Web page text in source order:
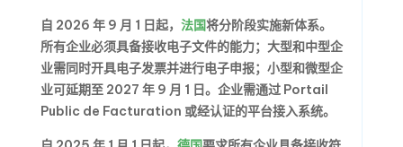
自 2026 年 9 月 1 日起， 法国将分阶段实施新体系。
所有企业必须具备接收电子文件的能力；大型和中型企
业需同时开具电子发票并进行电子申报；小型和微型企
业可延期至 2027 年 9 月 1 日。企业需通过 Portail
Public de Facturation 或经认证的平台接入系统。